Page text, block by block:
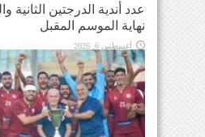
عدد أندية الدرجتين الثانية
نهاية الموسم المقبل
أغسطس 6, 2026